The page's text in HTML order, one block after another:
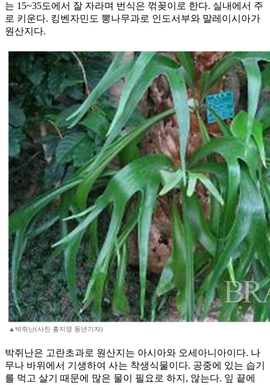
는 15~35도에서 잘 자라며 번식은 꺾꽂이로 한다. 실내에서 주
로 키운다. 킹벤자민도 뽕나무과로 인도서부와 말레이시아가
원산지다.
▲박쥐난(사진 홍지영 동년기자)
박쥐난은 고란초과로 원산지는 아시아와 오세아니아이다. 나
무나 바위에서 기생하여 사는 착생식물이다. 공중에 있는 습기
를 먹고 살기 때문에 많은 물이 필요로 하지, 않는다. 잎 끝에